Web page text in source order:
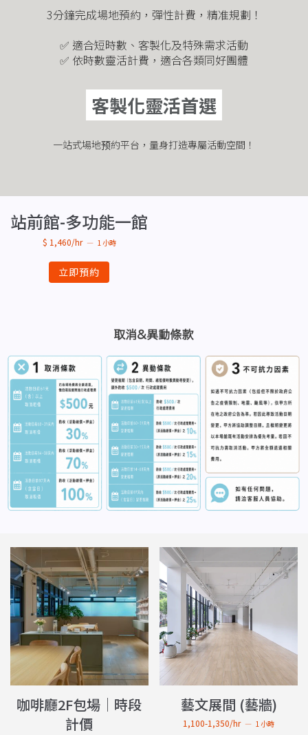
3分鐘完成場地預約，彈性計費，精准規劃！
✅ 適合短時數、客製化及特殊需求活動
✅ 依時數靈活計費，適合各類同好團體
客製化靈活首選
一站式場地预約平台，量身打造專屬活動空間！
站前館-多功能一館
$ 1,460/hr 1 小時
立即預約
咖啡廳2F包場｜時段
計價
藝文展間 (藝牆)
1,100-1,350/hr 1 小時